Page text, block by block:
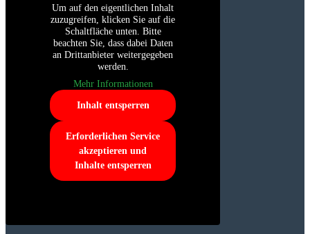
Um auf den eigentlichen Inhalt
zuzugreifen, klicken Sie auf die
Schaltfläche unten. Bitte
beachten Sie, dass dabei Daten
an Drittanbieter weitergegeben
werden.
Mehr Informationen
Inhalt entsperren
Erforderlichen Service
akzeptieren und
Inhalte entsperren